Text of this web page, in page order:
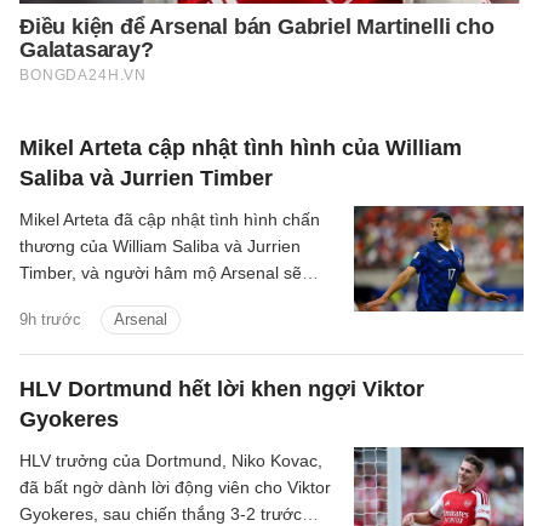
Mikel Arteta cập nhật tình hình của William
Saliba và Jurrien Timber
9h trước Arsenal
Mikel Arteta đã cập nhật tình hình chấn
thương của William Saliba và Jurrien
Timber, và người hâm mộ Arsenal sẽ
trong một thời gian dài.
HLV Dortmund hết lời khen ngợi Viktor
Gyokeres
HLV trưởng của Dortmund, Niko Kovac,
đã bất ngờ dành lời động viên cho Viktor
Gyokeres, sau chiến thắng 3-2 trước